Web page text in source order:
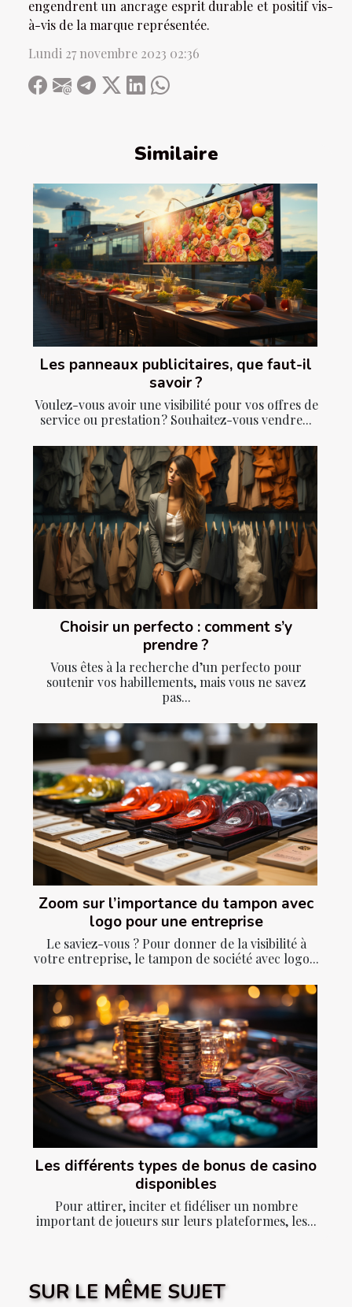
Similaire
Les panneaux publicitaires, que faut-il
savoir ?
Voulez-vous avoir une visibilité pour vos offres de
service ou prestation ? Souhaitez-vous vendre...
Choisir un perfecto : comment s’y
prendre ?
Vous êtes à la recherche d’un perfecto pour
soutenir vos habillements, mais vous ne savez
pas...
Zoom sur l’importance du tampon avec
logo pour une entreprise
Le saviez-vous ? Pour donner de la visibilité à
votre entreprise, le tampon de société avec logo...
Les différents types de bonus de casino
disponibles
Pour attirer, inciter et fidéliser un nombre
important de joueurs sur leurs plateformes, les...
engendrent un ancrage esprit durable et positif vis-
à-vis de la marque représentée.
Lundi 27 novembre 2023 02:36
SUR LE MÊME SUJET